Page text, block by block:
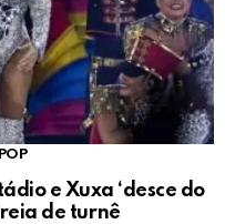
e Xuxa ‘desce do
de turnê